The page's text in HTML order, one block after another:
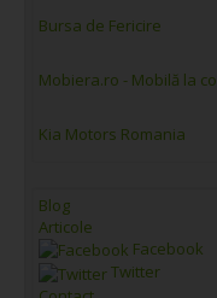
Bursa de Fericire
Mobiera.ro - Mobilă la
Kia Motors Romania
Blog
Articole
Facebook
Twitter